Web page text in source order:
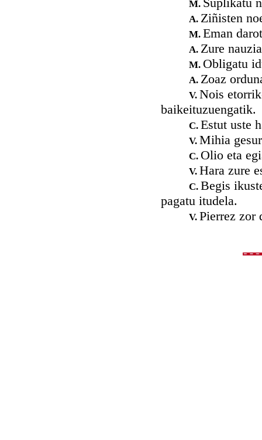
M.
A. Ziñisten
M. Eman
A. Zure
M. Obligatu
A. Zoaz
V. Nois
baikeituzuengatik.
C. Estut uste
V. Mihia
C. Olio eta
V. Hara zure
C. Begis
pagatu itudela.
V. Pierrez zor